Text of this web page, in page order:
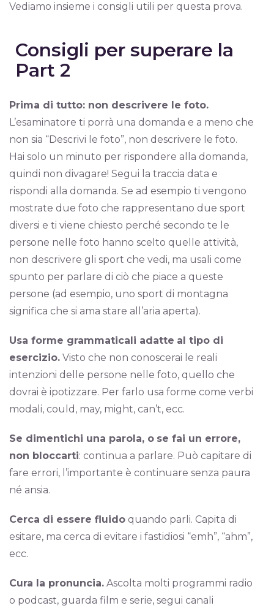
Vediamo insieme i consigli utili per questa prova.
Consigli per superare la
Part 2
Prima di tutto: non descrivere le foto.
L’esaminatore ti porrà una domanda e a meno che
non sia “Descrivi le foto”, non descrivere le foto.
Hai solo un minuto per rispondere alla domanda,
quindi non divagare! Segui la traccia data e
rispondi alla domanda. Se ad esempio ti vengono
mostrate due foto che rappresentano due sport
diversi e ti viene chiesto perché secondo te le
persone nelle foto hanno scelto quelle attività,
non descrivere gli sport che vedi, ma usali come
spunto per parlare di ciò che piace a queste
persone (ad esempio, uno sport di montagna
significa che si ama stare all’aria aperta).
Usa forme grammaticali adatte al tipo di
esercizio.Visto che non conoscerai le reali
intenzioni delle persone nelle foto, quello che
dovrai è ipotizzare. Per farlo usa forme come verbi
modali, could, may, might, can’t, ecc.
Se dimentichi una parola, o se fai un errore,
non bloccarti: continua a parlare. Può capitare di
fare errori, l’importante è continuare senza paura
né ansia.
Cerca di essere fluidoquando parli. Capita di
esitare, ma cerca di evitare i fastidiosi “emh”, “ahm”,
ecc.
Cura la pronuncia.Ascolta molti programmi radio
o podcast, guarda film e serie, segui canali